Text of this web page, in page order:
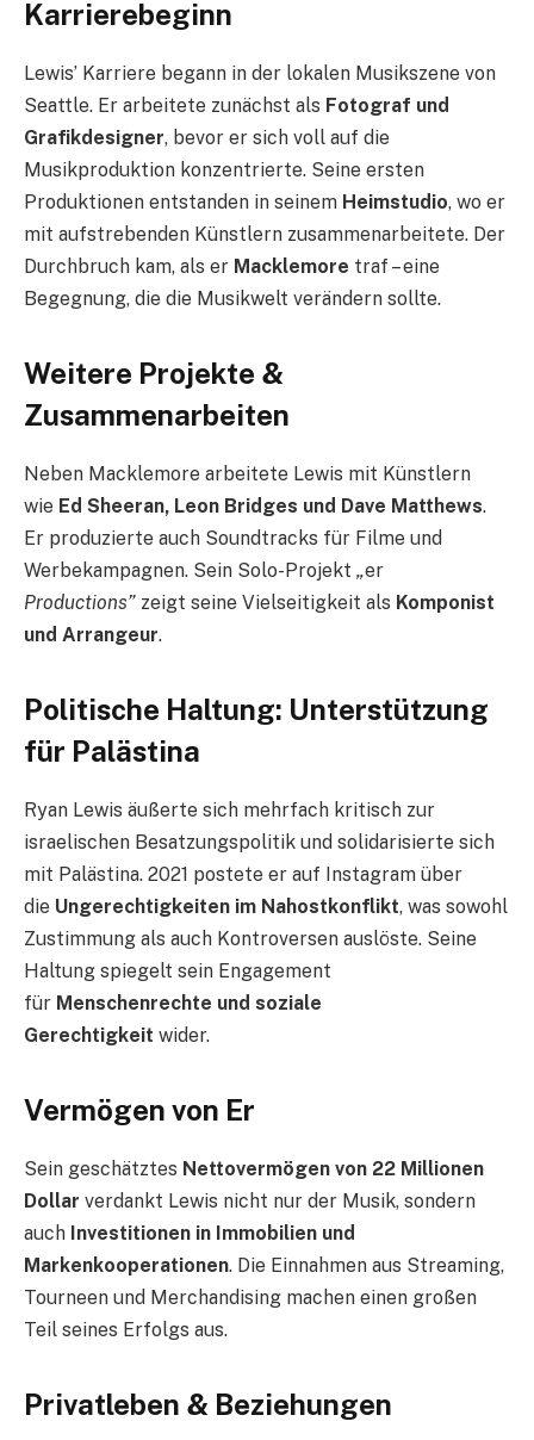
Karrierebeginn
Lewis’ Karriere begann in der lokalen Musikszene von
Seattle. Er arbeitete zunächst als Fotograf und
Grafikdesigner, bevor er sich voll auf die
Musikproduktion konzentrierte. Seine ersten
Produktionen entstanden in seinem Heimstudio, wo er
mit aufstrebenden Künstlern zusammenarbeitete. Der
Durchbruch kam, als er Macklemore traf – eine
Begegnung, die die Musikwelt verändern sollte.
Weitere Projekte &
Zusammenarbeiten
Neben Macklemore arbeitete Lewis mit Künstlern
wie Ed Sheeran, Leon Bridges und Dave Matthews.
Er produzierte auch Soundtracks für Filme und
Werbekampagnen. Sein Solo-Projekt „er
Productions” zeigt seine Vielseitigkeit als Komponist
und Arrangeur.
Politische Haltung: Unterstützung
für Palästina
Ryan Lewis äußerte sich mehrfach kritisch zur
israelischen Besatzungspolitik und solidarisierte sich
mit Palästina. 2021 postete er auf Instagram über
die Ungerechtigkeiten im Nahostkonflikt, was sowohl
Zustimmung als auch Kontroversen auslöste. Seine
Haltung spiegelt sein Engagement
für Menschenrechte und soziale
Gerechtigkeit wider.
Vermögen von Er
Sein geschätztes Nettovermögen von 22 Millionen
Dollar verdankt Lewis nicht nur der Musik, sondern
auch Investitionen in Immobilien und
Markenkooperationen. Die Einnahmen aus Streaming,
Tourneen und Merchandising machen einen großen
Teil seines Erfolgs aus.
Privatleben & Beziehungen